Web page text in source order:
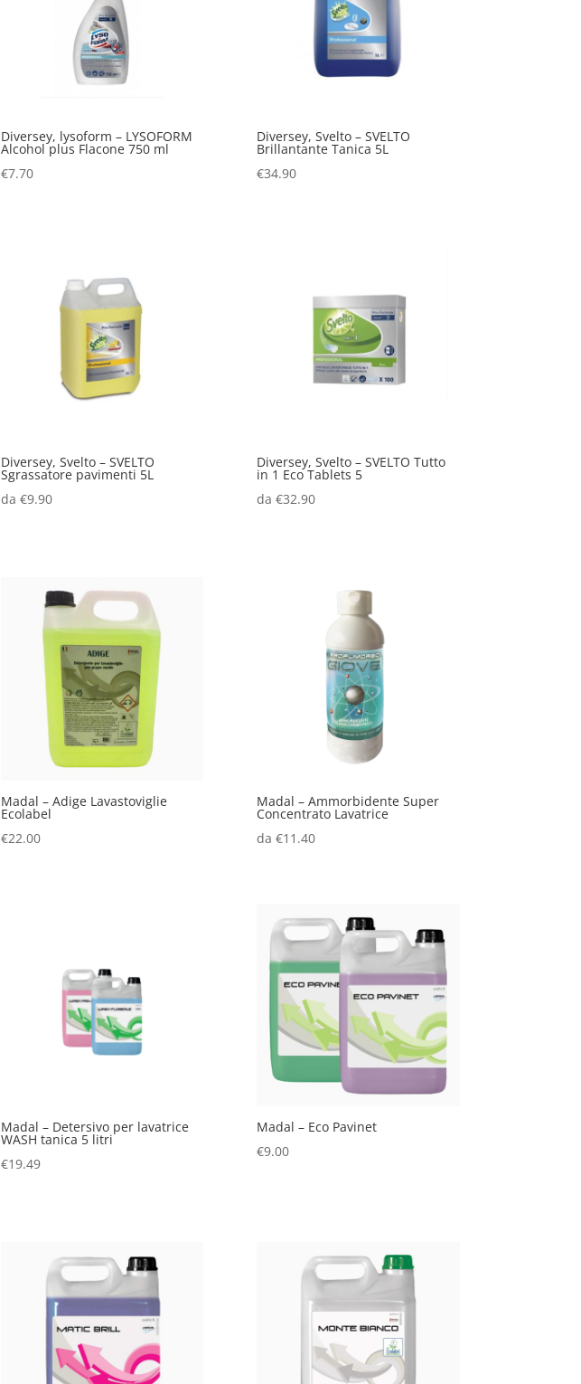
Diversey, lysoform – LYSOFORM
Alcohol plus Flacone 750 ml
€7.70
Diversey, Svelto – SVELTO
Brillantante Tanica 5L
€34.90
Diversey, Svelto – SVELTO
Sgrassatore pavimenti 5L
da €9.90
Diversey, Svelto – SVELTO Tutto
in 1 Eco Tablets 5
da€32.90
Madal – Adige Lavastoviglie
Ecolabel
€22.00
Madal – Ammorbidente Super
Concentrato Lavatrice
da€11.40
Madal – Detersivo per lavatrice
WASH tanica 5 litri
€19.49
Madal – Eco Pavinet
€9.00